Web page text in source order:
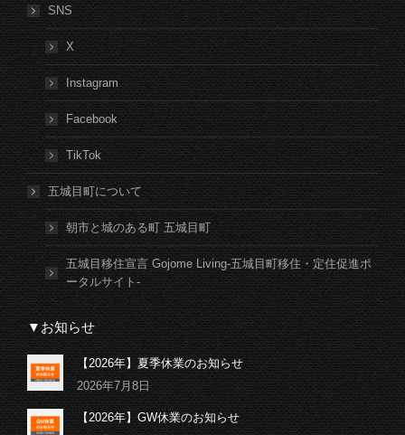
SNS
X
Instagram
Facebook
TikTok
五城目町について
朝市と城のある町 五城目町
五城目移住宣言 Gojome Living-五城目町移住・定住促進ポ
ータルサイト-
▼お知らせ
【2026年】夏季休業のお知らせ
2026年7月8日
【2026年】GW休業のお知らせ